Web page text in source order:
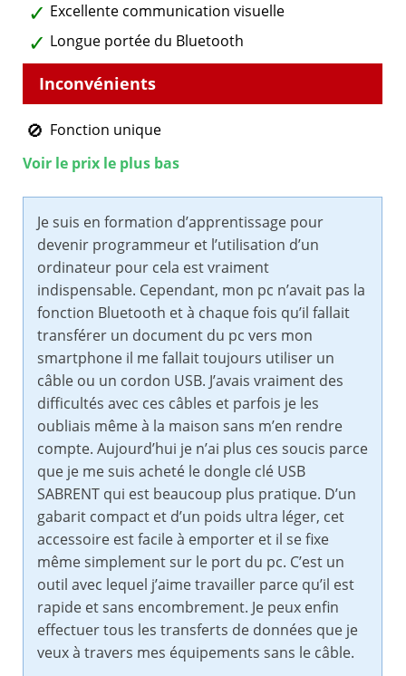
Excellente communication visuelle
Longue portée du Bluetooth
Fonction unique
Voir le prix le plus bas
Je suis en formation d’apprentissage pour
devenir programmeur et l’utilisation d’un
ordinateur pour cela est vraiment
indispensable. Cependant, mon pc n’avait pas la
fonction Bluetooth et à chaque fois qu’il fallait
transférer un document du pc vers mon
smartphone il me fallait toujours utiliser un
câble ou un cordon USB. J’avais vraiment des
difficultés avec ces câbles et parfois je les
oubliais même à la maison sans m’en rendre
compte. Aujourd’hui je n’ai plus ces soucis parce
que je me suis acheté le dongle clé USB
SABRENT qui est beaucoup plus pratique. D’un
gabarit compact et d’un poids ultra léger, cet
accessoire est facile à emporter et il se fixe
même simplement sur le port du pc. C’est un
outil avec lequel j’aime travailler parce qu’il est
rapide et sans encombrement. Je peux enfin
effectuer tous les transferts de données que je
veux à travers mes équipements sans le câble.